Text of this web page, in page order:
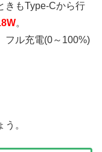
きもType-Cから行
。
フル充電(0～100%)
。